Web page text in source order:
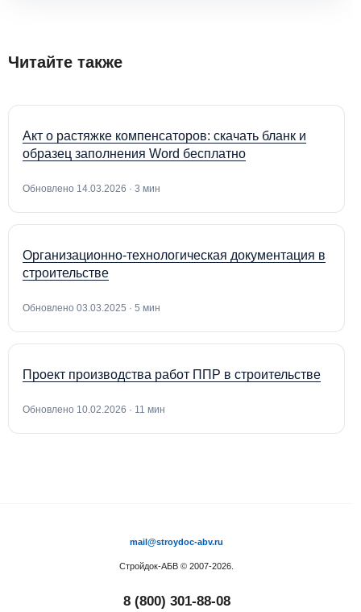
Читайте также
Акт о растяжке компенсаторов: скачать бланк и
образец заполнения Word бесплатно
Обновлено 14.03.2026 · 3 мин
Организационно-технологическая документация в
строительстве
Обновлено 03.03.2025 · 5 мин
Проект производства работ ППР в строительстве
Обновлено 10.02.2026 · 11 мин
mail@stroydoc-abv.ru
Стройдок-АБВ © 2007-2026.
8 (800) 301-88-08